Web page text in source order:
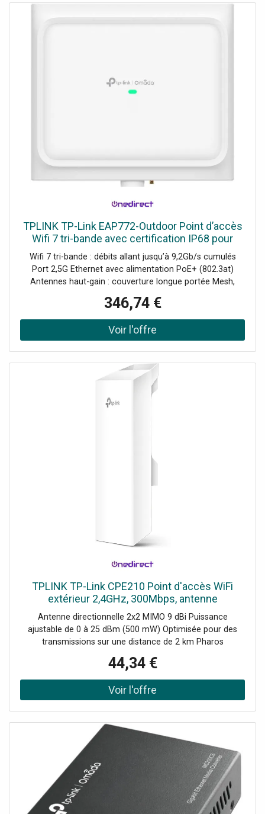
TPLINK TP-Link EAP772-Outdoor Point d’accès
Wifi 7 tri-bande avec certification IP68 pour
l'extérieur, longue portée et port 2,5G PoE+, idéal
pour profiter
Wifi 7 tri-bande : débits allant jusqu’à 9,2Gb/s cumulés
Port 2,5G Ethernet avec alimentation PoE+ (802.3at)
Antennes haut-gain : couverture longue portée Mesh,
Gestion Cloud / Omada SDN avec supervision multi-site
Sécurité avancée : WPA3, VLAN, portail captif, détection
rogue AP Spécial extérieur : protection IP68 contre la
pluie, la poussière et les températures extrêmes
346,74 €
TPLINK TP-Link CPE210 Point d'accès WiFi
extérieur 2,4GHz, 300Mbps, antenne
directionnelle 9dBi MIMO, idéal pour les réseaux
sans fil à longue portée.
Antenne directionnelle 2x2 MIMO 9 dBi Puissance
ajustable de 0 à 25 dBm (500 mW) Optimisée pour des
transmissions sur une distance de 2 km Pharos
Multipoint Gestion centralisée via Pharos Control Modes :
AP, client, routeur AP, client routeur AP (WISP) Adaptateur
PoE passif supportant jusqu'à 60 m, avec fonction de
44,34 €